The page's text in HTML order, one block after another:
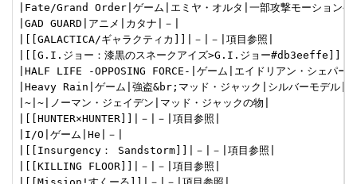
|Fate/Grand Order|ゲーム|エミヤ・オルタ|一部攻撃モーション
|GAD GUARD|アニメ|カタナ|－|
|[[GALACTICA/ギャラクティカ]]|－|－|項目参照|
|[[G.I.ジョー：漆黒のスネークアイズ>G.I.ジョー#db3eeffe]]|
|HALF LIFE -OPPOSING FORCE-|ゲーム|エイドリアン・シェ
|Heavy Rain|ゲーム|強盗&br;マッド・ジャック|シルバーモデル|
|~|~|ノーマン・ジェイデン|マッド・ジャックの物|
|[[HUNTER×HUNTER]]|－|－|項目参照|
|I/O|ゲーム|He|－|
|[[Insurgency： Sandstorm]]|－|－|項目参照|
|[[KILLING FLOOR]]|－|－|項目参照|
|[[Mission!すくーる]]|－|－|項目参照|